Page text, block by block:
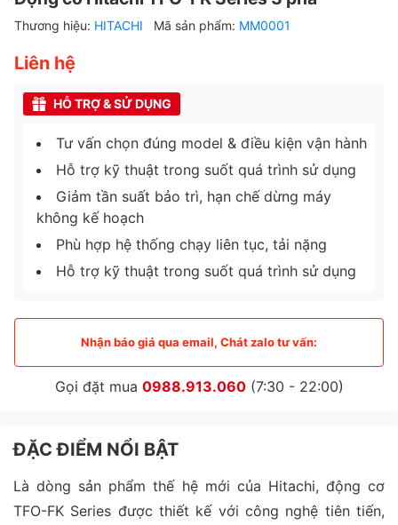
Thương hiệu: HITACHI Mã sản phẩm: MM0001
Liên hệ
HỖ TRỢ & SỬ DỤNG
Tư vấn chọn đúng model & điều kiện vận hành
Hỗ trợ kỹ thuật trong suốt quá trình sử dụng
Giảm tần suất bảo trì, hạn chế dừng máy
không kế hoạch
Phù hợp hệ thống chạy liên tục, tải nặng
Hỗ trợ kỹ thuật trong suốt quá trình sử dụng
Nhận báo giá qua email, Chát zalo tư vấn:
Gọi đặt mua 0988.913.060(7:30 - 22:00)
ĐẶC ĐIỂM NỔI BẬT
Là dòng sản phẩm thế hệ mới của Hitachi, động cơ
TFO-FK Series được thiết kế với công nghệ tiên tiến,